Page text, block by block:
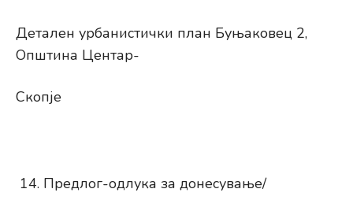
Детален урбанистички план Буњаковец 2,
Општина Центар-
Скопје
Предлог-одлука за донесување/